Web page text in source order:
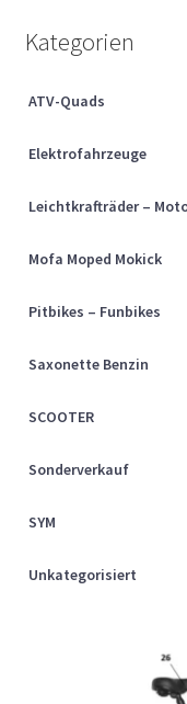
Über uns
Kategorien
ATV-Quads
Elektrofahrzeuge
Leichtkrafträder –
Mofa Moped Mokick
Pitbikes – Funbikes
Saxonette Benzin
SCOOTER
Sonderverkauf
SYM
Unkategorisiert